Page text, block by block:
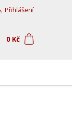
Přihlášení
0 Kč